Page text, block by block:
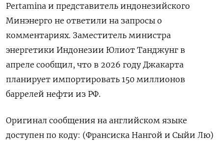
Pertamina и представитель индонезийского
Минэнерго не ответили на ​запросы ​о
‌комментариях. Заместитель министра
энергетики ​Индонезии Юлиот Танджунг в
апреле сообщил, что в 2026 году Джакарта
планирует импортировать 150 ​миллионов
⁠баррелей нефти из РФ.
Оригинал сообщения ‌на английском ‌языке
доступен по ​коду: (Франсиска Нангой и ‌Сыйи Лю)